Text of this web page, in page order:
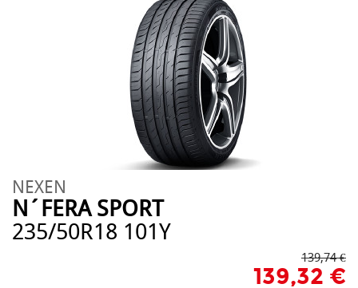
NEXEN
N´FERA SPORT
235/50R18 101Y
139,74 €
139,32 €